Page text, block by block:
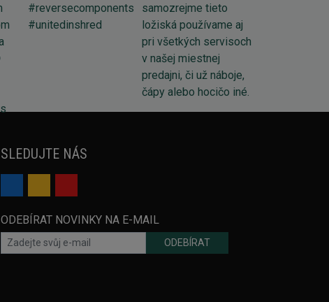
SLEDUJTE NÁS
ODEBÍRAT NOVINKY NA E-MAIL
ODEBÍRAT